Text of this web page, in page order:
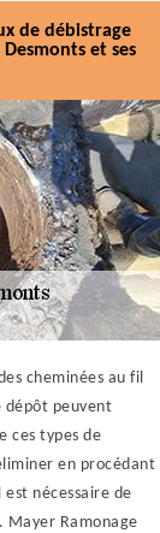
de débistrage
et ses
cheminées au fil
dépôt peuvent
ces types de
en procédant
nécessaire de
Mayer Ramonage